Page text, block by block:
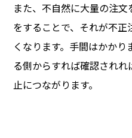
また、不自然に大量の注
をすることで、それが不
くなります。手間はかか
る側からすれば確認され
止につながります。